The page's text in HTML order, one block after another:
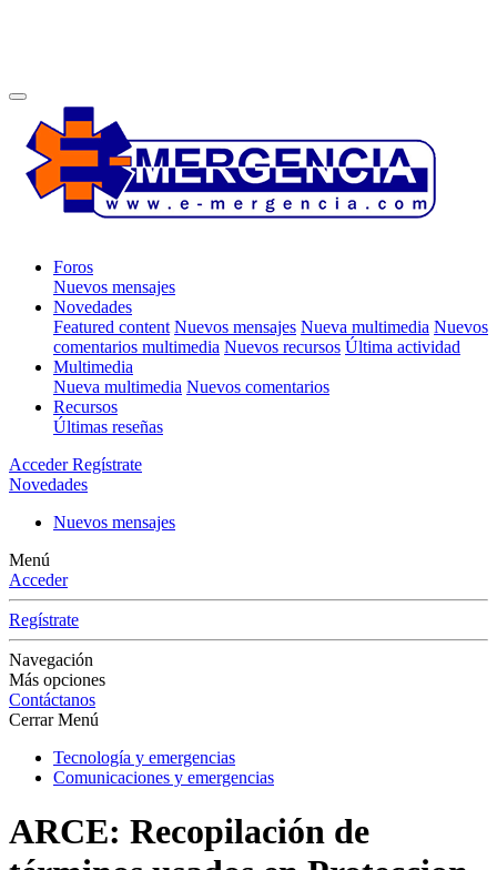
Foros
Nuevos mensajes
Novedades
Featured content Nuevos mensajes Nueva multimedia Nuevos
comentarios multimedia Nuevos recursos Última actividad
Multimedia
Nueva multimedia Nuevos comentarios
Recursos
Últimas reseñas
Acceder Regístrate
Novedades
Nuevos mensajes
Menú
Acceder
Regístrate
Navegación
Más opciones
Contáctanos
Cerrar Menú
Tecnología y emergencias
Comunicaciones y emergencias
ARCE: Recopilación de